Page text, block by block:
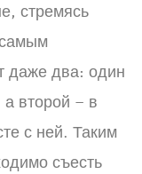
стремясь
даже два: один
второй – в
с ней. Таким
съесть